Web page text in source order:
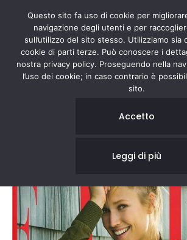
ELLE
Questo sito fa uso di cookie per
navigazione degli utenti e per
sull’utilizzo del sito stesso. Utilizziamo sia
cookie di parti terze. Può conoscere i
nostra privacy policy. Proseguendo nella
l’uso dei cookie; in caso contrario è
sito.
Accetto
Leggi di più